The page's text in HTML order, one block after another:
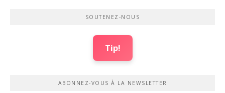
SOUTENEZ-NOUS
Tip!
ABONNEZ-VOUS À LA NEWSLETTER